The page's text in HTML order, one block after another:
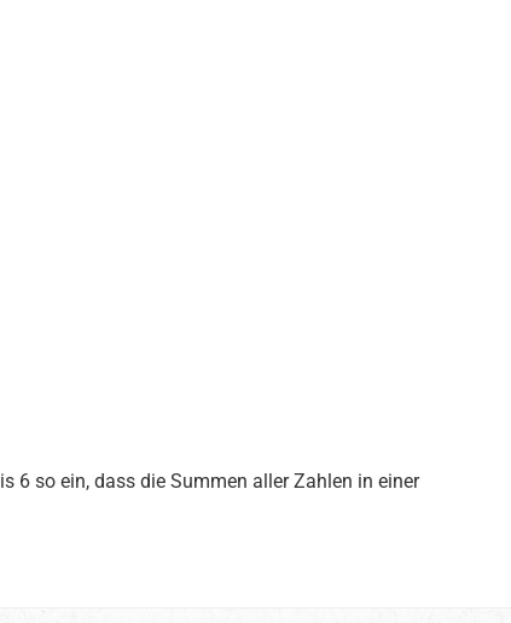
6 so ein, dass die Summen aller Zahlen in einer